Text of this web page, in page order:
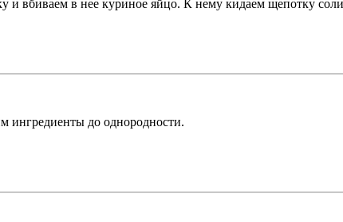
и вбиваем в нее куриное яйцо. К нему кидаем щепотку
ингредиенты до однородности.